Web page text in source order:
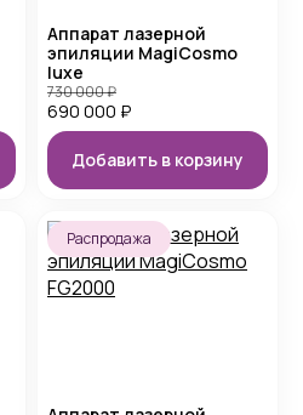
Аппарат лазерной
эпиляции MagiCosmo
luxe
690 000 ₽
730 000₽
Добавить в корзину
Распродажа